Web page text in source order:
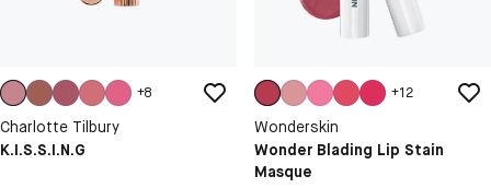
+8
Charlotte Tilbury
K.I.S.S.I.N.G
+12
Wonderskin
Wonder Blading Lip Stain
Masque